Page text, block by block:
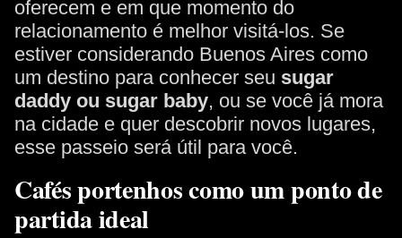
oferecem e em que momento do
relacionamento é melhor visitá-los. Se
estiver considerando Buenos Aires como
um destino para conhecer seu sugar
daddy ou sugar baby, ou se você já mora
na cidade e quer descobrir novos lugares,
esse passeio será útil para você.
Cafés portenhos como um ponto de
partida ideal